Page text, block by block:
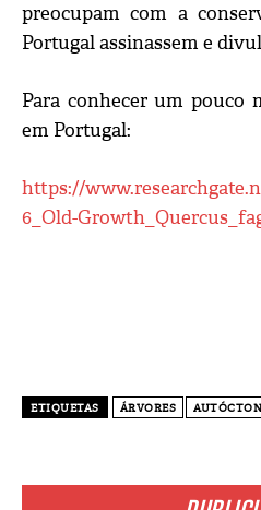
preocupam com a
Portugal assinassem e
Para conhecer um pouco
em Portugal:
https://
6_Old-
ETIQUETAS ÁRVORES